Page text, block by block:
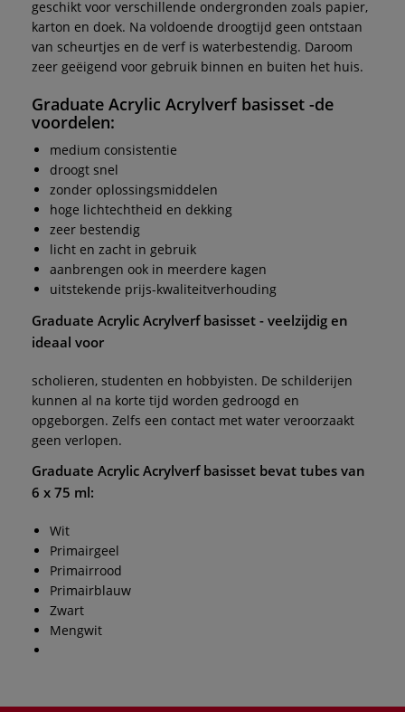
geschikt voor verschillende ondergronden zoals papier,
karton en doek. Na voldoende droogtijd geen ontstaan
van scheurtjes en de verf is waterbestendig. Daroom
zeer geëigend voor gebruik binnen en buiten het huis.
Graduate Acrylic Acrylverf basisset -de
voordelen:
medium consistentie
droogt snel
zonder oplossingsmiddelen
hoge lichtechtheid en dekking
zeer bestendig
licht en zacht in gebruik
aanbrengen ook in meerdere kagen
uitstekende prijs-kwaliteitverhouding
Graduate Acrylic Acrylverf basisset - veelzijdig en
ideaal voor
scholieren, studenten en hobbyisten. De schilderijen
kunnen al na korte tijd worden gedroogd en
opgeborgen. Zelfs een contact met water veroorzaakt
geen verlopen.
Graduate Acrylic Acrylverf basisset bevat tubes van
6 x 75 ml:
Wit
Primairgeel
Primairrood
Primairblauw
Zwart
Mengwit